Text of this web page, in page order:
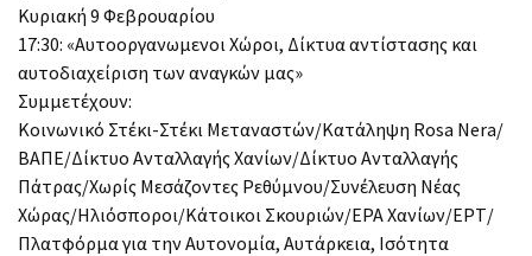
Κυριακή 9 Φεβρουαρίου
17:30: «Αυτοοργανωμενοι Χώροι, Δίκτυα αντίστασης και
αυτοδιαχείριση των αναγκών μας»
Συμμετέχουν:
Κοινωνικό Στέκι-Στέκι Μεταναστών/Κατάληψη Rosa Nera/
ΒΑΠΕ/Δίκτυο Ανταλλαγής Χανίων/Δίκτυο Ανταλλαγής
Πάτρας/Χωρίς Μεσάζοντες Ρεθύμνου/Συνέλευση Νέας
Χώρας/Ηλιόσποροι/Κάτοικοι Σκουριών/ΕΡΑ Χανίων/ΕΡΤ/
Πλατφόρμα για την Αυτονομία, Αυτάρκεια, Ισότητα